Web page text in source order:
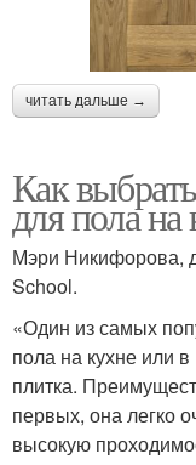
читать дальше →
Как
для пола на
Мэри Никифорова,
School.
«Один из самых
пола на кухне или
плитка.
первых, она легко
высокую